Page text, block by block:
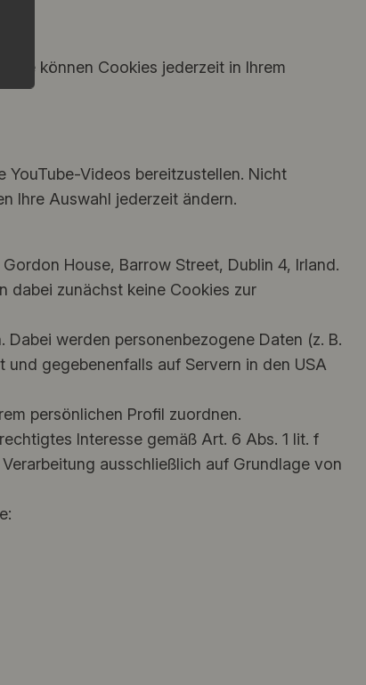
Sie können Cookies jederzeit in Ihrem
Videos bereitzustellen. Nicht
Ihre Auswahl jederzeit ändern.
House, Barrow Street, Dublin 4, Irland.
dabei zunächst keine Cookies zur
werden personenbezogene Daten (z. B.
gegebenenfalls auf Servern in den USA
persönlichen Profil zuordnen.
Interesse gemäß Art. 6 Abs. 1 lit. f
ausschließlich auf Grundlage von